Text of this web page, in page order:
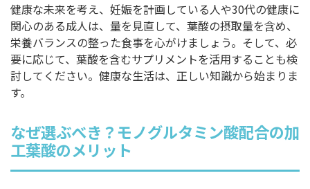
健康な未来を考え、妊娠を計画している人や30代の健康に
関心のある成人は、量を見直して、葉酸の摂取量を含め、
栄養バランスの整った食事を心がけましょう。そして、必
要に応じて、葉酸を含むサプリメントを活用することも検
討してください。健康な生活は、正しい知識から始まりま
す。
なぜ選ぶべき？モノグルタミン酸配合の加
工葉酸のメリット